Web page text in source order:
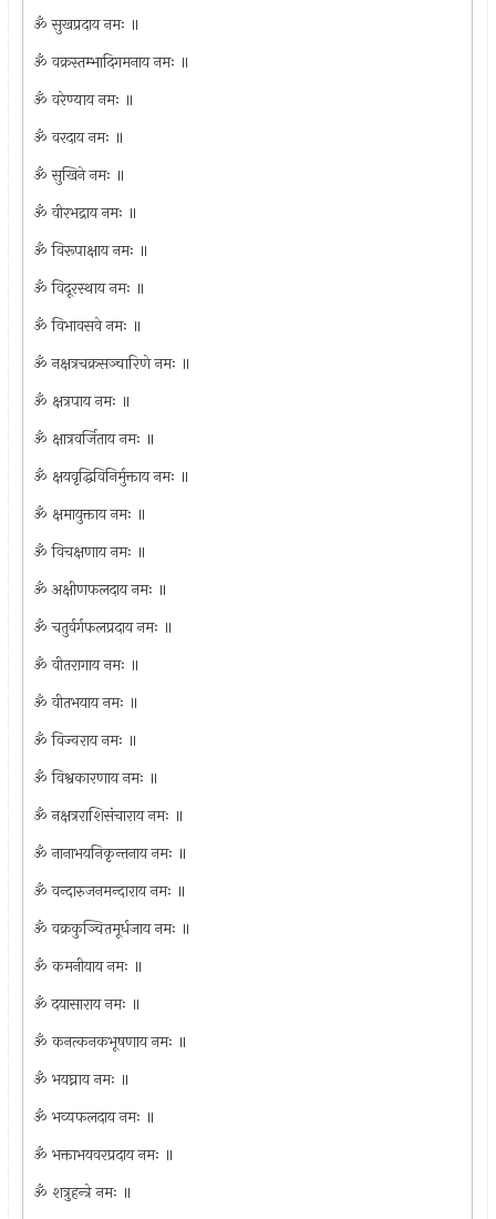
ॐ सुखप्रदाय नमः ॥
ॐ वक्रस्तम्भादिगमनाय नमः ॥
ॐ वरेण्याय नमः ॥
ॐ वरदाय नमः ॥
ॐ सुखिने नमः ॥
ॐ वीरभद्राय नमः ॥
ॐ विरूपाक्षाय नमः ॥
ॐ विदूरस्थाय नमः ॥
ॐ विभावसवे नमः ॥
ॐ नक्षत्रचक्रसञ्चारिणे नमः ॥
ॐ क्षत्रपाय नमः ॥
ॐ क्षात्रवर्जिताय नमः ॥
ॐ क्षयवृद्धिविनिर्मुक्ताय नमः ॥
ॐ क्षमायुक्ताय नमः ॥
ॐ विचक्षणाय नमः ॥
ॐ अक्षीणफलदाय नमः ॥
ॐ चतुर्वर्गफलप्रदाय नमः ॥
ॐ वीतरागाय नमः ॥
ॐ वीतभयाय नमः ॥
ॐ विज्वराय नमः ॥
ॐ विश्वकारणाय नमः ॥
ॐ नक्षत्रराशिसंचाराय नमः ॥
ॐ नानाभयनिकृन्तनाय नमः ॥
ॐ वन्दारुजनमन्दाराय नमः ॥
ॐ वक्रकुञ्चितमूर्धजाय नमः ॥
ॐ कमनीयाय नमः ॥
ॐ दयासाराय नमः ॥
ॐ कनत्कनकभूषणाय नमः ॥
ॐ भयघ्नाय नमः ॥
ॐ भव्यफलदाय नमः ॥
ॐ भक्ताभयवरप्रदाय नमः ॥
ॐ शत्रुहन्त्रे नमः ॥